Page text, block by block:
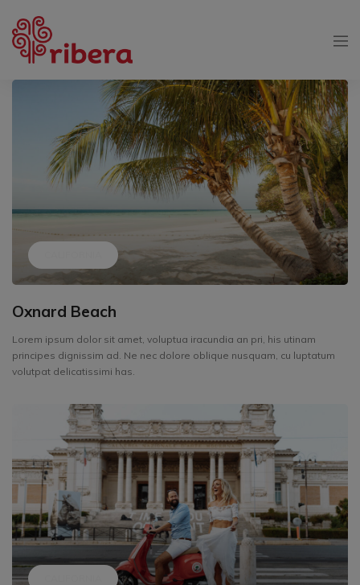
Oxnard Beach
Lorem ipsum dolor sit amet, voluptua iracundia an pri, his utinam
principes dignissim ad. Ne nec dolore oblique nusquam, cu luptatum
volutpat delicatissimi has.